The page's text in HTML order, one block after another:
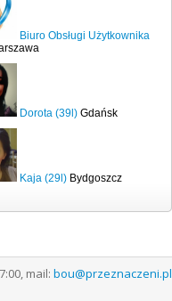
Biuro Obsługi Użytkownika
Dorota (39l) Gdańsk
Kaja (29l) Bydgoszcz
mail: bou@przeznaczeni.pl